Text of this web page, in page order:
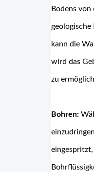
Bodens
kann die
wird das
zu
Bohren: